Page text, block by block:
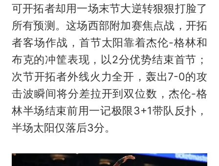
可开拓者却用一场末节大逆转狠狠打脸了
所有预测。这场西部附加赛焦点战，开拓
者客场作战，首节太阳靠着杰伦-格林和
布克的冲筐表现，以2分优势结束首节；
次节开拓者外线火力全开，轰出7-0的攻
击波瞬间将分差拉开到双位数，杰伦-格
林半场结束前用一记极限3+1带队反扑，
半场太阳仅落后3分。